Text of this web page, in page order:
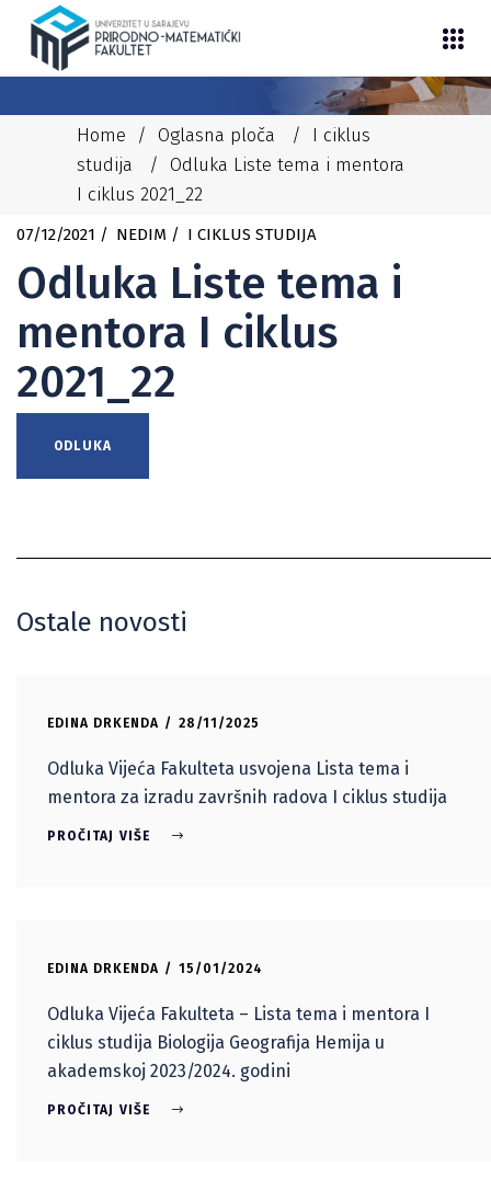
Home / Oglasna ploča / I ciklus
studija
/ Odluka Liste tema i mentora
I ciklus 2021_22
07/12/2021 NEDIM I CIKLUS STUDIJA
Odluka Liste tema i
mentora I ciklus
2021_22
ODLUKA
Ostale novosti
EDINA DRKENDA 28/11/2025
Odluka Vijeća Fakulteta usvojena Lista tema i
mentora za izradu završnih radova I ciklus studija
PROČITAJ VIŠE
EDINA DRKENDA 15/01/2024
Odluka Vijeća Fakulteta – Lista tema i mentora I
ciklus studija Biologija Geografija Hemija u
akademskoj 2023/2024. godini
PROČITAJ VIŠE